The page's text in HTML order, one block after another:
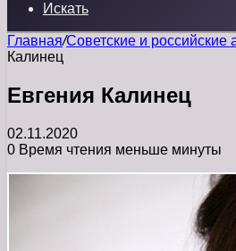
Искать
Главная/Советские и российские
Калинец
Евгения Калинец
02.11.2020
0 Время чтения меньше минуты